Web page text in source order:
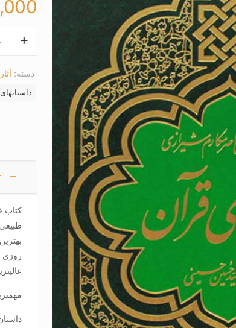
قصه
قرآن
عدد
دسته:
کتاب
روزی